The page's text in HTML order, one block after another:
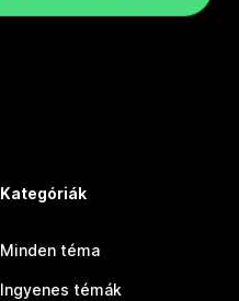
Kategóriák
Minden téma
Ingyenes témák